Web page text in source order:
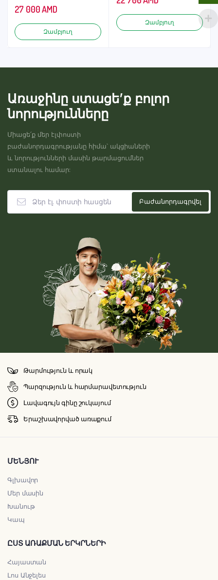
27 000AMD
Զամբյուղ
Զամբյուղ
Առաջինը ստացե’ք բոլոր
նորությունները
Միացե՛ք մեր էլփոստի
բաժանորդագրությանը հիմա՝ ակցիաների
և նորությունների մասին թարմացումներ
ստանալու համար:
Թարմություն և որակ
Պարզություն և հարմարավետություն
Լավագույն գինը շուկայում
Երաշխավորված առաքում
ՄԵՆՅՈՒ
Գլխավոր
Մեր մասին
Խանութ
Կապ
ԸՍՏ ԱՌԱՔՄԱՆ ԵՐԿՐՆԵՐԻ
Հայաստան
Լոս Անջելես